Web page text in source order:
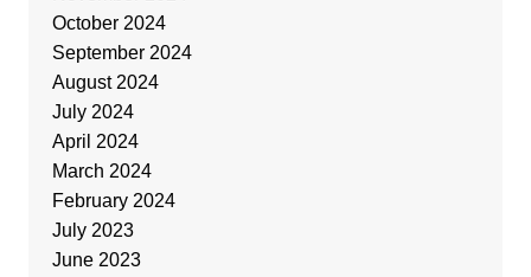
October 2024
September 2024
August 2024
July 2024
April 2024
March 2024
February 2024
July 2023
June 2023